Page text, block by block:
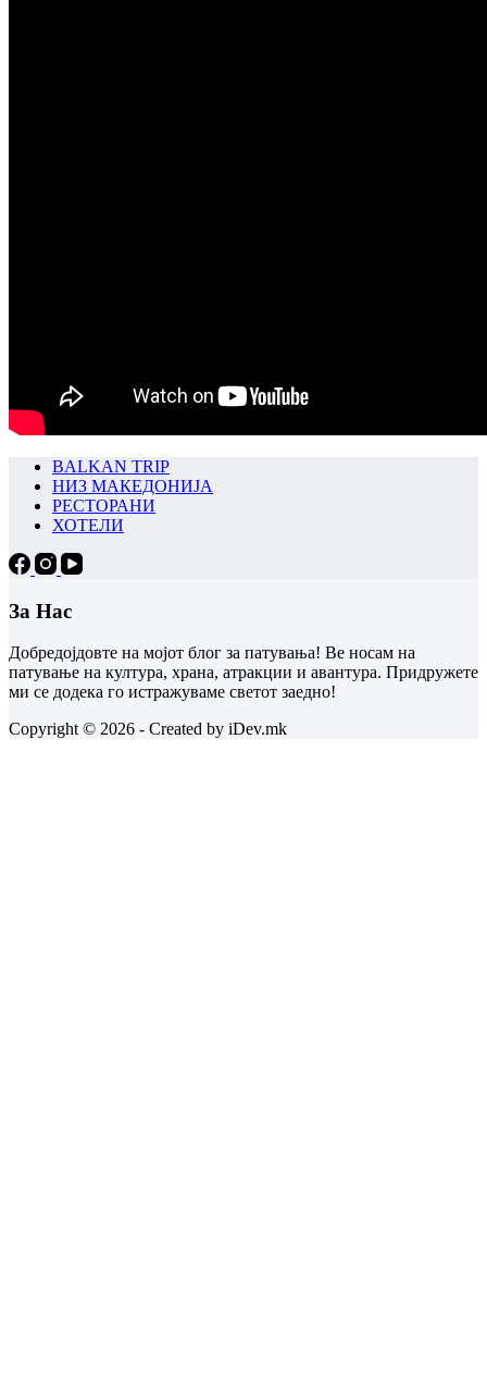
BALKAN TRIP
НИЗ МАКЕДОНИЈА
РЕСТОРАНИ
ХОТЕЛИ
За Нас
Добредојдовте на мојот блог за патувања! Ве носам на
патување на култура, храна, атракции и авантура. Придружете
ми се додека го истражуваме светот заедно!
Copyright © 2026 - Created by iDev.mk